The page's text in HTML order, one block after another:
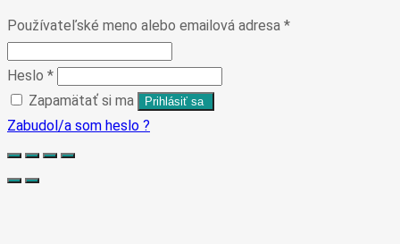
Používateľské meno alebo emailová adresa *
Heslo *
Zapamätať si ma
Zabudol/a som heslo ?